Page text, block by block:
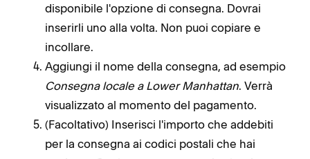
disponibile l'opzione di consegna. Dovrai
inserirli uno alla volta. Non puoi copiare e
incollare.
Aggiungi il nome della consegna, ad esempio
Consegna locale a Lower Manhattan. Verrà
visualizzato al momento del pagamento.
(Facoltativo) Inserisci l'importo che addebiti
per la consegna ai codici postali che hai